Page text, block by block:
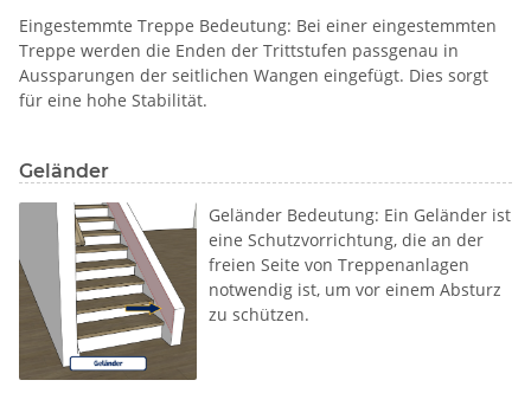
Eingestemmte Treppe Bedeutung: Bei einer eingestemmten
Treppe werden die Enden der Trittstufen passgenau in
Aussparungen der seitlichen Wangen eingefügt. Dies sorgt
für eine hohe Stabilität.
Geländer
Geländer Bedeutung: Ein Geländer ist
eine Schutzvorrichtung, die an der
freien Seite von Treppenanlagen
notwendig ist, um vor einem Absturz
zu schützen.